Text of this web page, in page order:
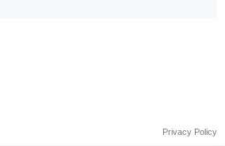
Privacy Policy